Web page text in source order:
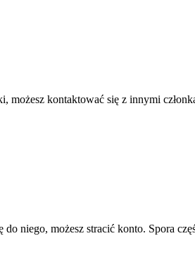
możesz kontaktować się z innymi
do niego, możesz stracić konto. Spora